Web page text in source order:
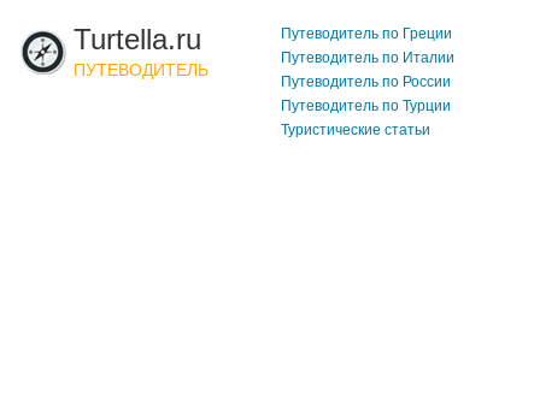
Turtella.ru
ПУТЕВОДИТЕЛЬ
Путеводитель по Греции
Путеводитель по Италии
Путеводитель по России
Путеводитель по Турции
Туристические статьи